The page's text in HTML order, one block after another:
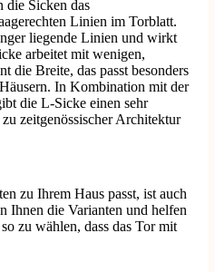
die Sicken das
Linien im Torblatt.
liegende Linien und wirkt
arbeitet mit wenigen,
die Breite, das passt besonders
In Kombination mit der
die L-Sicke einen sehr
zeitgenössischer Architektur
zu Ihrem Haus passt, ist auch
Ihnen die Varianten und helfen
zu wählen, dass das Tor mit